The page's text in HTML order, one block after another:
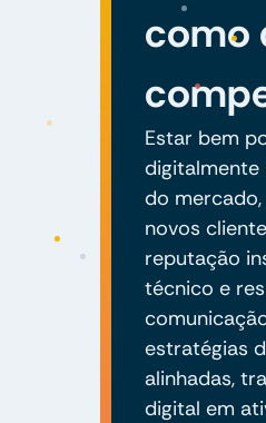
como
Estar bem
digitalmente
do
novos
reputação
técnico e
estratégias
alinhadas,
digital em